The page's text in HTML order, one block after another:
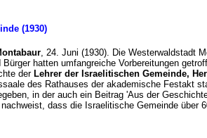
(1930)
, 24. Juni (1930). Die Westerwaldstadt
hatten umfangreiche Vorbereitungen
der Lehrer der Israelitischen Gemeinde,
des Rathauses der akademische Festakt
in der auch ein Beitrag 'Aus der
nachweist, dass die Israelitische Gemeinde